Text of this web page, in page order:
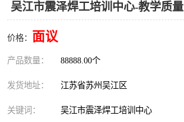
吴江市震泽焊工培训中心-教学质量
价格： 面议
产品数量： 88888.00个
发货地址： 江苏省苏州吴江区
关键词： 吴江市震泽焊工培训中心